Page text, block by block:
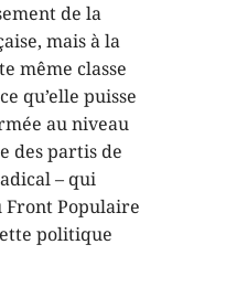
de la
mais à la
même classe
qu’elle puisse
au niveau
des partis de
– qui
Populaire
politique